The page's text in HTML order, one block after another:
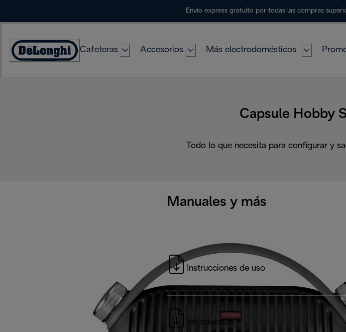
Envío express gratuito por todas las compras
Accessibility
Cafeteras Accesorios Más electrodomésticos
Capsule Hobby
Todo lo que necesita para configurar y
Manuales y más
Instrucciones de uso
Introducción